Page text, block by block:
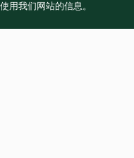
用我们网站的信息。